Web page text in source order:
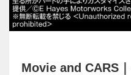
Movie and CARS